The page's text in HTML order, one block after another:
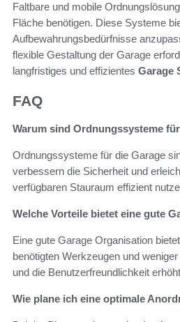
Faltbare und mobile
Fläche benötigen. Diese Systeme
Aufbewahrungsbedürfnisse
flexible Gestaltung der Garage
langfristiges und effizientes Garage
FAQ
Warum sind Ordnungssysteme
Ordnungssysteme für die Garage
verbessern die Sicherheit und
verfügbaren Stauraum effizient
Welche Vorteile bietet eine gute
Eine gute Garage Organisation
benötigten Werkzeugen und
und die Benutzerfreundlichkeit
Wie plane ich eine optimale